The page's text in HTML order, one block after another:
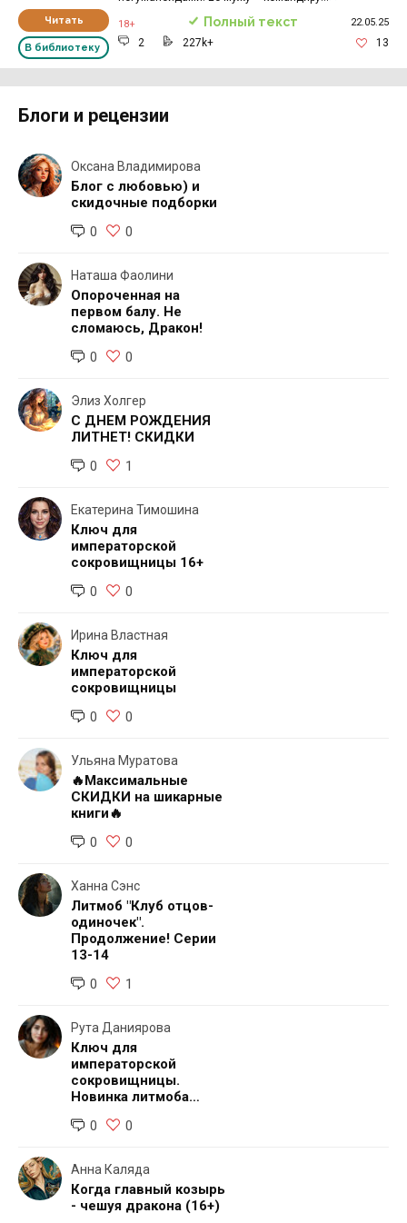
Читать
В библиотеку
18+ Полный текст 22.05.25
2 227k+ 13
Блоги и рецензии
Оксана Владимирова
Блог с любовью) и
скидочные подборки
0
0
Наташа Фаолини
Опороченная на
первом балу. Не
сломаюсь, Дракон!
0
0
Элиз Холгер
С ДНЕМ РОЖДЕНИЯ
ЛИТНЕТ! СКИДКИ
0
1
Екатерина Тимошина
Ключ для
императорской
сокровищницы 16+
0
0
Ирина Властная
Ключ для
императорской
сокровищницы
0
0
Ульяна Муратова
🔥Максимальные
СКИДКИ на шикарные
книги🔥
0
0
Ханна Сэнс
Литмоб "Клуб отцов-
одиночек".
Продолжение! Серии
13-14
0
1
Рута Даниярова
Ключ для
императорской
сокровищницы.
Новинка литмоба
наследница"
0 0
Анна Каляда
Когда главный козырь
- чешуя дракона (16+)